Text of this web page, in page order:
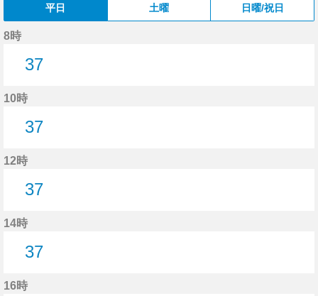
平日 土曜 日曜/祝日
8時
37
10時
37
12時
37
14時
37
16時